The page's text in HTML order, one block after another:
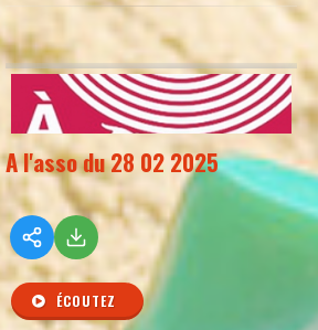
A l'asso du 28 02 2025
ÉCOUTEZ